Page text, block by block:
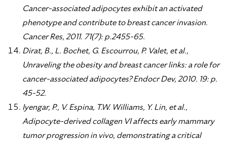
Cancer-associated adipocytes exhibit an activated
phenotype and contribute to breast cancer invasion.
Cancer Res, 2011. 71(7): p.2455-65.
Dirat, B., L. Bochet, G. Escourrou, P. Valet, et al.,
Unraveling the obesity and breast cancer links: a role for
cancer-associated adipocytes? Endocr Dev, 2010. 19: p.
45-52.
Iyengar, P., V. Espina, T.W. Williams, Y. Lin, et al.,
Adipocyte-derived collagen VI affects early mammary
tumor progression in vivo, demonstrating a critical